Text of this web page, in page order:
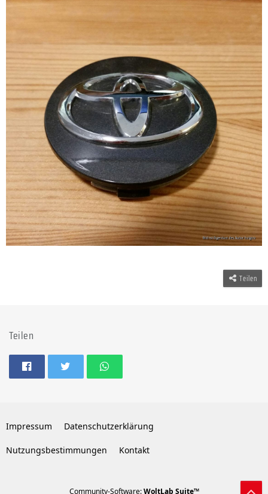
Teilen
Teilen
Impressum Datenschutzerklärung
Nutzungsbestimmungen Kontakt
Community-Software:WoltLab Suite™